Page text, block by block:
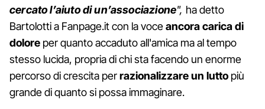
cercato l’aiuto di un’associazione", ha detto
Bartolotti a Fanpage.it con la voceancora carica di
dolore per quanto accaduto all'amica ma al tempo
stesso lucida, propria di chi sta facendo un enorme
percorso di crescita perrazionalizzare un lutto più
grande di quanto si possa immaginare.